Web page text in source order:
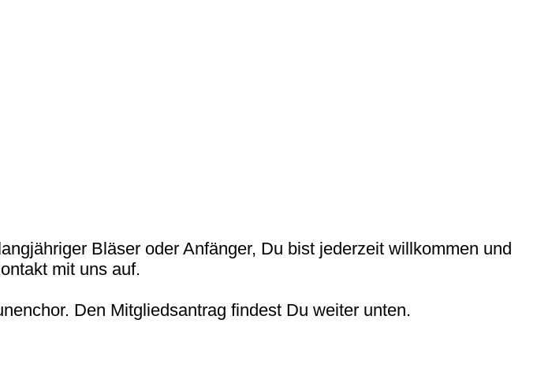
Bläser oder Anfänger, Du bist jederzeit willkommen und
mit uns auf.
Den Mitgliedsantrag findest Du weiter unten.